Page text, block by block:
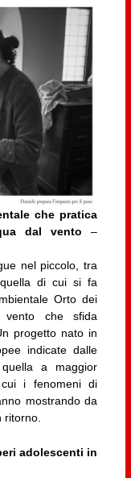
che pratica
dal vento–
nel piccolo, tra
di cui si fa
Orto dei
che sfida
progetto nato in
indicate dalle
quella a maggior
i fenomeni di
mostrando da
adolescenti in